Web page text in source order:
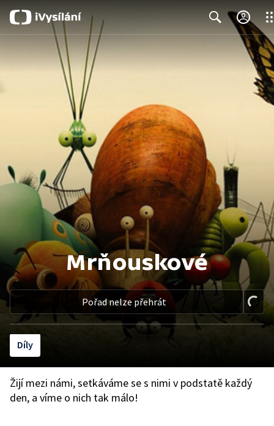
Mrňouskové
Pořad nelze přehrát
Díly
Žijí mezi námi, setkáváme se s nimi v podstatě každý
den, a víme o nich tak málo!